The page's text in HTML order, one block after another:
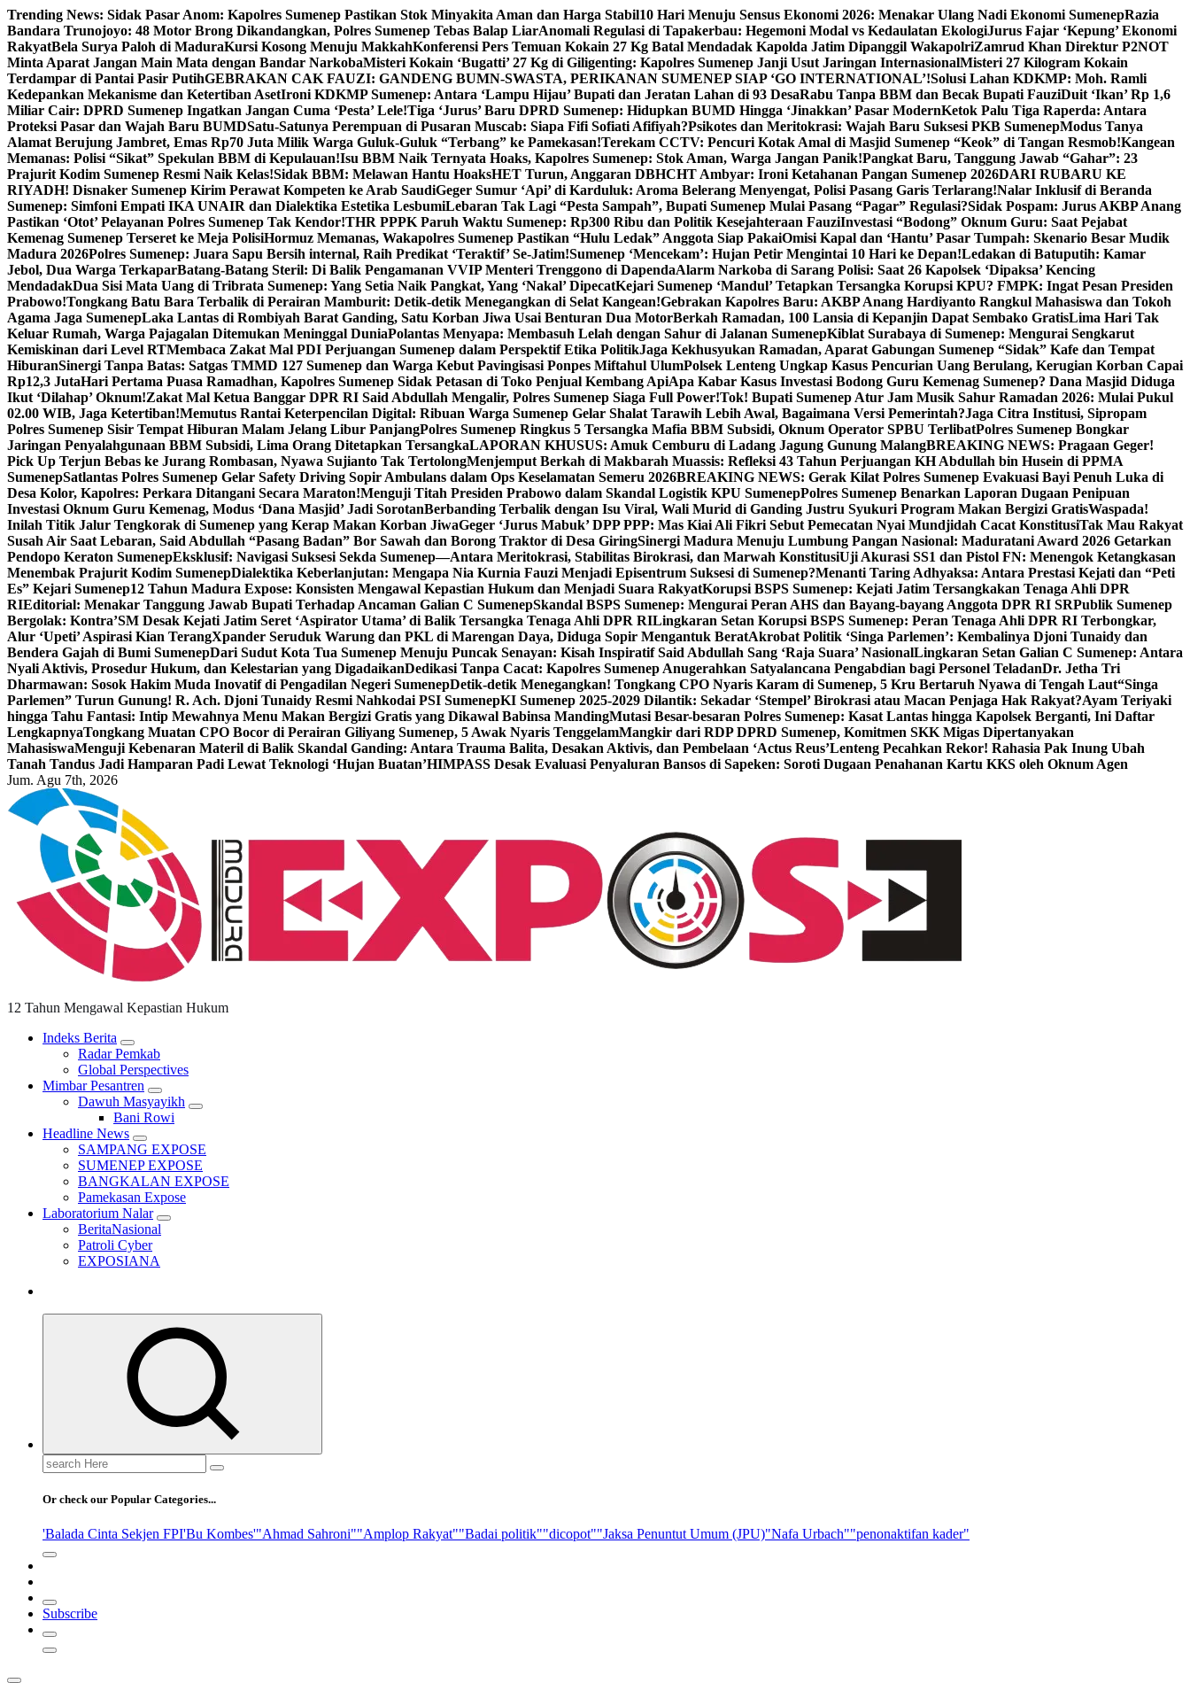
Skip
to
content
Trending News: Sidak Pasar Anom: Kapolres Sumenep Pastikan Stok Minyakita Aman dan Harga Stabil10 Hari Menuju Sensus Ekonomi 2026: Menakar Ulang Nadi Ekonomi SumenepRazia
Bandara Trunojoyo: 48 Motor Brong Dikandangkan, Polres Sumenep Tebas Balap LiarAnomali Regulasi di Tapakerbau: Hegemoni Modal vs Kedaulatan EkologiJurus Fajar ‘Kepung’ Ekonomi
RakyatBela Surya Paloh di MaduraKursi Kosong Menuju MakkahKonferensi Pers Temuan Kokain 27 Kg Batal Mendadak Kapolda Jatim Dipanggil WakapolriZamrud Khan Direktur P2NOT
Minta Aparat Jangan Main Mata dengan Bandar NarkobaMisteri Kokain ‘Bugatti’ 27 Kg di Giligenting: Kapolres Sumenep Janji Usut Jaringan InternasionalMisteri 27 Kilogram Kokain
Terdampar di Pantai Pasir PutihGEBRAKAN CAK FAUZI: GANDENG BUMN-SWASTA, PERIKANAN SUMENEP SIAP ‘GO INTERNATIONAL’!Solusi Lahan KDKMP: Moh. Ramli
Kedepankan Mekanisme dan Ketertiban AsetIroni KDKMP Sumenep: Antara ‘Lampu Hijau’ Bupati dan Jeratan Lahan di 93 DesaRabu Tanpa BBM dan Becak Bupati FauziDuit ‘Ikan’ Rp 1,6
Miliar Cair: DPRD Sumenep Ingatkan Jangan Cuma ‘Pesta’ Lele!Tiga ‘Jurus’ Baru DPRD Sumenep: Hidupkan BUMD Hingga ‘Jinakkan’ Pasar ModernKetok Palu Tiga Raperda: Antara
Proteksi Pasar dan Wajah Baru BUMDSatu-Satunya Perempuan di Pusaran Muscab: Siapa Fifi Sofiati Afifiyah?Psikotes dan Meritokrasi: Wajah Baru Suksesi PKB SumenepModus Tanya
Alamat Berujung Jambret, Emas Rp70 Juta Milik Warga Guluk-Guluk “Terbang” ke Pamekasan!Terekam CCTV: Pencuri Kotak Amal di Masjid Sumenep “Keok” di Tangan Resmob!Kangean
Memanas: Polisi “Sikat” Spekulan BBM di Kepulauan!Isu BBM Naik Ternyata Hoaks, Kapolres Sumenep: Stok Aman, Warga Jangan Panik!Pangkat Baru, Tanggung Jawab “Gahar”: 23
Prajurit Kodim Sumenep Resmi Naik Kelas!Sidak BBM: Melawan Hantu HoaksHET Turun, Anggaran DBHCHT Ambyar: Ironi Ketahanan Pangan Sumenep 2026DARI RUBARU KE
RIYADH! Disnaker Sumenep Kirim Perawat Kompeten ke Arab SaudiGeger Sumur ‘Api’ di Karduluk: Aroma Belerang Menyengat, Polisi Pasang Garis Terlarang!Nalar Inklusif di Beranda
Sumenep: Simfoni Empati IKA UNAIR dan Dialektika Estetika LesbumiLebaran Tak Lagi “Pesta Sampah”, Bupati Sumenep Mulai Pasang “Pagar” Regulasi?Sidak Pospam: Jurus AKBP Anang
Pastikan ‘Otot’ Pelayanan Polres Sumenep Tak Kendor!THR PPPK Paruh Waktu Sumenep: Rp300 Ribu dan Politik Kesejahteraan FauziInvestasi “Bodong” Oknum Guru: Saat Pejabat
Kemenag Sumenep Terseret ke Meja PolisiHormuz Memanas, Wakapolres Sumenep Pastikan “Hulu Ledak” Anggota Siap PakaiOmisi Kapal dan ‘Hantu’ Pasar Tumpah: Skenario Besar Mudik
Madura 2026Polres Sumenep: Juara Sapu Bersih internal, Raih Predikat ‘Teraktif’ Se-Jatim!Sumenep ‘Mencekam’: Hujan Petir Mengintai 10 Hari ke Depan!Ledakan di Batuputih: Kamar
Jebol, Dua Warga TerkaparBatang-Batang Steril: Di Balik Pengamanan VVIP Menteri Trenggono di DapendaAlarm Narkoba di Sarang Polisi: Saat 26 Kapolsek ‘Dipaksa’ Kencing
MendadakDua Sisi Mata Uang di Tribrata Sumenep: Yang Setia Naik Pangkat, Yang ‘Nakal’ DipecatKejari Sumenep ‘Mandul’ Tetapkan Tersangka Korupsi KPU? FMPK: Ingat Pesan Presiden
Prabowo!Tongkang Batu Bara Terbalik di Perairan Mamburit: Detik-detik Menegangkan di Selat Kangean!Gebrakan Kapolres Baru: AKBP Anang Hardiyanto Rangkul Mahasiswa dan Tokoh
Agama Jaga SumenepLaka Lantas di Rombiyah Barat Ganding, Satu Korban Jiwa Usai Benturan Dua MotorBerkah Ramadan, 100 Lansia di Kepanjin Dapat Sembako GratisLima Hari Tak
Keluar Rumah, Warga Pajagalan Ditemukan Meninggal DuniaPolantas Menyapa: Membasuh Lelah dengan Sahur di Jalanan SumenepKiblat Surabaya di Sumenep: Mengurai Sengkarut
Kemiskinan dari Level RTMembaca Zakat Mal PDI Perjuangan Sumenep dalam Perspektif Etika PolitikJaga Kekhusyukan Ramadan, Aparat Gabungan Sumenep “Sidak” Kafe dan Tempat
HiburanSinergi Tanpa Batas: Satgas TMMD 127 Sumenep dan Warga Kebut Pavingisasi Ponpes Miftahul UlumPolsek Lenteng Ungkap Kasus Pencurian Uang Berulang, Kerugian Korban Capai
Rp12,3 JutaHari Pertama Puasa Ramadhan, Kapolres Sumenep Sidak Petasan di Toko Penjual Kembang ApiApa Kabar Kasus Investasi Bodong Guru Kemenag Sumenep? Dana Masjid Diduga
Ikut ‘Dilahap’ Oknum!Zakat Mal Ketua Banggar DPR RI Said Abdullah Mengalir, Polres Sumenep Siaga Full Power!Tok! Bupati Sumenep Atur Jam Musik Sahur Ramadan 2026: Mulai Pukul
02.00 WIB, Jaga Ketertiban!Memutus Rantai Keterpencilan Digital: Ribuan Warga Sumenep Gelar Shalat Tarawih Lebih Awal, Bagaimana Versi Pemerintah?Jaga Citra Institusi, Sipropam
Polres Sumenep Sisir Tempat Hiburan Malam Jelang Libur PanjangPolres Sumenep Ringkus 5 Tersangka Mafia BBM Subsidi, Oknum Operator SPBU TerlibatPolres Sumenep Bongkar
Jaringan Penyalahgunaan BBM Subsidi, Lima Orang Ditetapkan TersangkaLAPORAN KHUSUS: Amuk Cemburu di Ladang Jagung Gunung MalangBREAKING NEWS: Pragaan Geger!
Pick Up Terjun Bebas ke Jurang Rombasan, Nyawa Sujianto Tak TertolongMenjemput Berkah di Makbarah Muassis: Refleksi 43 Tahun Perjuangan KH Abdullah bin Husein di PPMA
SumenepSatlantas Polres Sumenep Gelar Safety Driving Sopir Ambulans dalam Ops Keselamatan Semeru 2026BREAKING NEWS: Gerak Kilat Polres Sumenep Evakuasi Bayi Penuh Luka di
Desa Kolor, Kapolres: Perkara Ditangani Secara Maraton!Menguji Titah Presiden Prabowo dalam Skandal Logistik KPU SumenepPolres Sumenep Benarkan Laporan Dugaan Penipuan
Investasi Oknum Guru Kemenag, Modus ‘Dana Masjid’ Jadi SorotanBerbanding Terbalik dengan Isu Viral, Wali Murid di Ganding Justru Syukuri Program Makan Bergizi GratisWaspada!
Inilah Titik Jalur Tengkorak di Sumenep yang Kerap Makan Korban JiwaGeger ‘Jurus Mabuk’ DPP PPP: Mas Kiai Ali Fikri Sebut Pemecatan Nyai Mundjidah Cacat KonstitusiTak Mau Rakyat
Susah Air Saat Lebaran, Said Abdullah “Pasang Badan” Bor Sawah dan Borong Traktor di Desa GiringSinergi Madura Menuju Lumbung Pangan Nasional: Maduratani Award 2026 Getarkan
Pendopo Keraton SumenepEksklusif: Navigasi Suksesi Sekda Sumenep—Antara Meritokrasi, Stabilitas Birokrasi, dan Marwah KonstitusiUji Akurasi SS1 dan Pistol FN: Menengok Ketangkasan
Menembak Prajurit Kodim SumenepDialektika Keberlanjutan: Mengapa Nia Kurnia Fauzi Menjadi Episentrum Suksesi di Sumenep?Menanti Taring Adhyaksa: Antara Prestasi Kejati dan “Peti
Es” Kejari Sumenep12 Tahun Madura Expose: Konsisten Mengawal Kepastian Hukum dan Menjadi Suara RakyatKorupsi BSPS Sumenep: Kejati Jatim Tersangkakan Tenaga Ahli DPR
RIEditorial: Menakar Tanggung Jawab Bupati Terhadap Ancaman Galian C SumenepSkandal BSPS Sumenep: Mengurai Peran AHS dan Bayang-bayang Anggota DPR RI SRPublik Sumenep
Bergolak: Kontra’SM Desak Kejati Jatim Seret ‘Aspirator Utama’ di Balik Tersangka Tenaga Ahli DPR RILingkaran Setan Korupsi BSPS Sumenep: Peran Tenaga Ahli DPR RI Terbongkar,
Alur ‘Upeti’ Aspirasi Kian TerangXpander Seruduk Warung dan PKL di Marengan Daya, Diduga Sopir Mengantuk BeratAkrobat Politik ‘Singa Parlemen’: Kembalinya Djoni Tunaidy dan
Bendera Gajah di Bumi SumenepDari Sudut Kota Tua Sumenep Menuju Puncak Senayan: Kisah Inspiratif Said Abdullah Sang ‘Raja Suara’ NasionalLingkaran Setan Galian C Sumenep: Antara
Nyali Aktivis, Prosedur Hukum, dan Kelestarian yang DigadaikanDedikasi Tanpa Cacat: Kapolres Sumenep Anugerahkan Satyalancana Pengabdian bagi Personel TeladanDr. Jetha Tri
Dharmawan: Sosok Hakim Muda Inovatif di Pengadilan Negeri SumenepDetik-detik Menegangkan! Tongkang CPO Nyaris Karam di Sumenep, 5 Kru Bertaruh Nyawa di Tengah Laut“Singa
Parlemen” Turun Gunung! R. Ach. Djoni Tunaidy Resmi Nahkodai PSI SumenepKI Sumenep 2025-2029 Dilantik: Sekadar ‘Stempel’ Birokrasi atau Macan Penjaga Hak Rakyat?Ayam Teriyaki
hingga Tahu Fantasi: Intip Mewahnya Menu Makan Bergizi Gratis yang Dikawal Babinsa MandingMutasi Besar-besaran Polres Sumenep: Kasat Lantas hingga Kapolsek Berganti, Ini Daftar
LengkapnyaTongkang Muatan CPO Bocor di Perairan Giliyang Sumenep, 5 Awak Nyaris TenggelamMangkir dari RDP DPRD Sumenep, Komitmen SKK Migas Dipertanyakan
MahasiswaMenguji Kebenaran Materil di Balik Skandal Ganding: Antara Trauma Balita, Desakan Aktivis, dan Pembelaan ‘Actus Reus’Lenteng Pecahkan Rekor! Rahasia Pak Inung Ubah
Tanah Tandus Jadi Hamparan Padi Lewat Teknologi ‘Hujan Buatan’HIMPASS Desak Evaluasi Penyaluran Bansos di Sapeken: Soroti Dugaan Penahanan Kartu KKS oleh Oknum Agen
Jum. Agu 7th, 2026
12 Tahun Mengawal Kepastian Hukum
Indeks Berita
Radar Pemkab
Global Perspectives
Mimbar Pesantren
Dawuh Masyayikh
Bani Rowi
Headline News
SAMPANG EXPOSE
SUMENEP EXPOSE
BANGKALAN EXPOSE
Pamekasan Expose
Laboratorium Nalar
BeritaNasional
Patroli Cyber
EXPOSIANA
Search
for:
Or check our Popular Categories...
'Balada Cinta Sekjen FPI'Bu Kombes'"Ahmad Sahroni""Amplop Rakyat""Badai politik""dicopot""Jaksa Penuntut Umum (JPU)"Nafa Urbach""penonaktifan kader"
Subscribe